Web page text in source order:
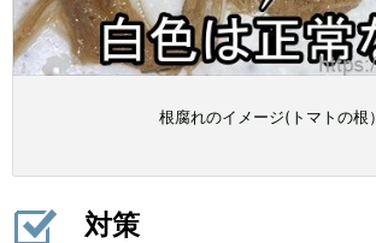
根腐れのイメージ(トマトの根）
対策